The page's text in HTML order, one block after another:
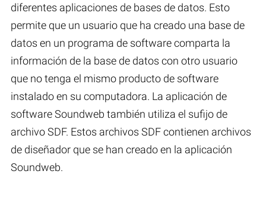
diferentes aplicaciones de bases de datos. Esto
permite que un usuario que ha creado una base de
datos en un programa de software comparta la
información de la base de datos con otro usuario
que no tenga el mismo producto de software
instalado en su computadora. La aplicación de
software Soundweb también utiliza el sufijo de
archivo SDF. Estos archivos SDF contienen archivos
de diseñador que se han creado en la aplicación
Soundweb.